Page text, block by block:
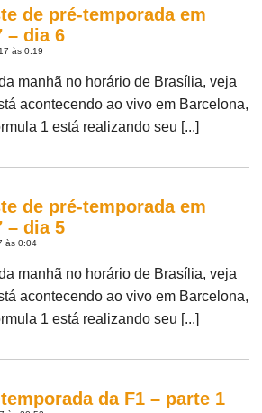
de pré-temporada em
– dia 6
às 0:19
manhã no horário de Brasília, veja
acontecendo ao vivo em Barcelona,
1 está realizando seu [...]
de pré-temporada em
– dia 5
às 0:04
manhã no horário de Brasília, veja
acontecendo ao vivo em Barcelona,
1 está realizando seu [...]
da F1 – parte 1